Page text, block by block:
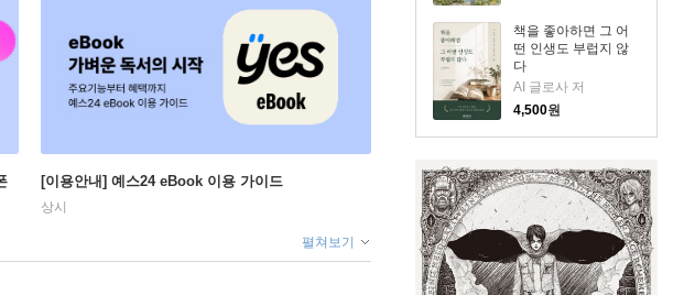
책을 좋아하면 그 어
떤 인생도 부럽지 않
다
AI 글로사 저
4,500원
[이용안내] 예스24 eBook 이용 가이드
상시
펼쳐보기